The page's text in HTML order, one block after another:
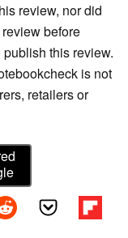
review, nor did
before
this review.
is not
retailers or